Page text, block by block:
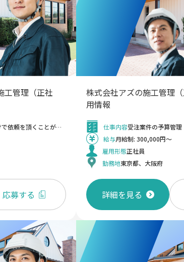
工管理（正社
オーナー様より直請けで依頼を頂くことがほとんど（約8割）となります。営業・設計部が作成した図面を基に協力会社に施工を依頼し、施工完了までの内装施工管理業務を行って頂きます。1名あたり6～7現場程を担当し、進捗管理のより上流の部分に携わって頂きます。工期は2週間～2・3年のものまで様々です。 ■募集背景 同社は3つの事業を持ち、空間プロデュース事業（アミューズメント施設、医療介護施設、飲食店などの企画、設計、施工）、ディスプレイ事業部（展示会でのブース企 画）コントラクト事業部（特注家具製作）にて展開しており、今回の募集では主に空間プロデュース事業にて活躍頂ける次世代を担う方を採用したいと考えております。
応募する
株式会社アズの施工管理
用情報
仕事内容
給与月給制: 300,000円～
雇用形態正社員
勤務地東京都、大阪府
詳細を見る